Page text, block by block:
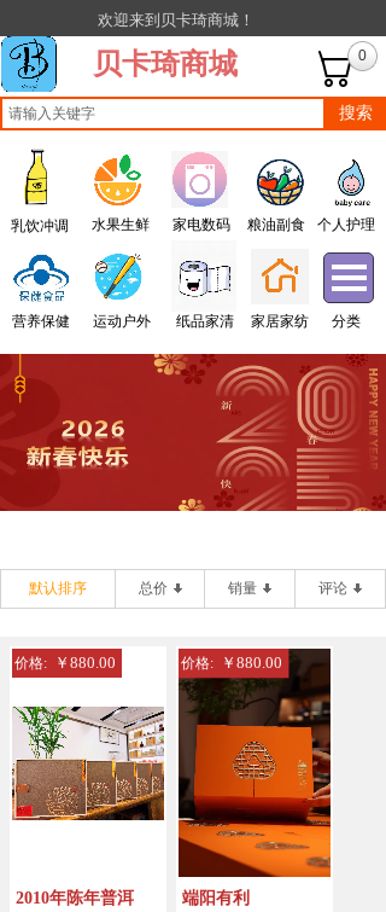
欢迎来到贝卡琦商城！
搜索
个人护理
家电数码
水果生鲜 粮油副食
乳饮冲调
纸品家清 家居家纺
营养保健 运动户外 分类
默认排序 总价 销量 评论
2010年陈年普洱
价格: ￥880.00
端阳有利
价格: ￥880.00
0
贝卡琦商城